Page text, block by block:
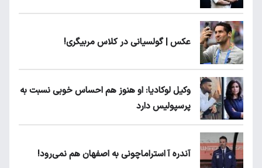
عکس | گولسیانی در کلاس مربیگری!
وکیل لوکادیا: او هنوز هم احساس خوبی نسبت به
پرسپولیس دارد
آندره آ استراماچونی به اصفهان هم نمی‌رود!